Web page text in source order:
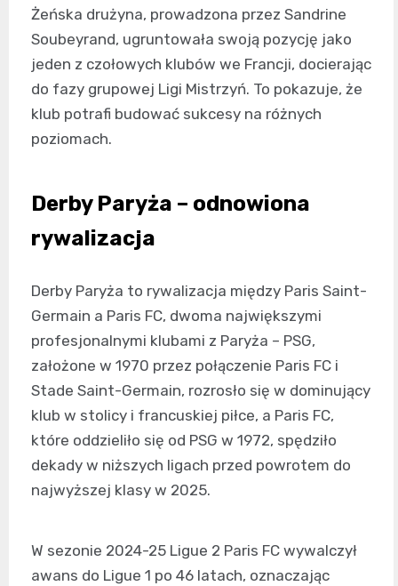
Żeńska drużyna, prowadzona przez Sandrine
Soubeyrand, ugruntowała swoją pozycję jako
jeden z czołowych klubów we Francji, docierając
do fazy grupowej Ligi Mistrzyń. To pokazuje, że
klub potrafi budować sukcesy na różnych
poziomach.
Derby Paryża – odnowiona
rywalizacja
Derby Paryża to rywalizacja między Paris Saint-
Germain a Paris FC, dwoma największymi
profesjonalnymi klubami z Paryża – PSG,
założone w 1970 przez połączenie Paris FC i
Stade Saint-Germain, rozrosło się w dominujący
klub w stolicy i francuskiej piłce, a Paris FC,
które oddzieliło się od PSG w 1972, spędziło
dekady w niższych ligach przed powrotem do
najwyższej klasy w 2025.
W sezonie 2024-25 Ligue 2 Paris FC wywalczył
awans do Ligue 1 po 46 latach, oznaczając